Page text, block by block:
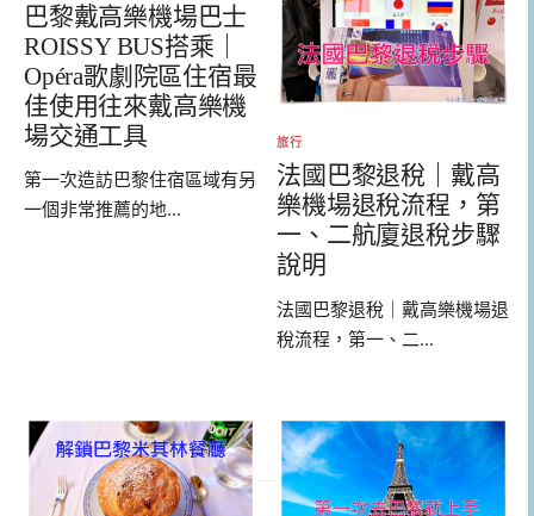
巴黎戴高樂機場巴士
ROISSY BUS搭乘｜
Opéra歌劇院區住宿最
佳使用往來戴高樂機
場交通工具
第一次造訪巴黎住宿區域有另
一個非常推薦的地...
旅行
法國巴黎退稅｜戴高
樂機場退稅流程，第
一、二航廈退稅步驟
說明
法國巴黎退稅｜戴高樂機場退
稅流程，第一、二...